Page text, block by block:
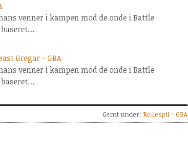
venner i kampen mod de onde i Battle
Gregar - GBA
venner i kampen mod de onde i Battle
Gemt under: Rollespil - GBA